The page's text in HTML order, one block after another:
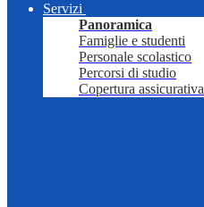
Servizi
Panoramica
Famiglie e studenti
Personale scolastico
Percorsi di studio
Copertura assicurativa